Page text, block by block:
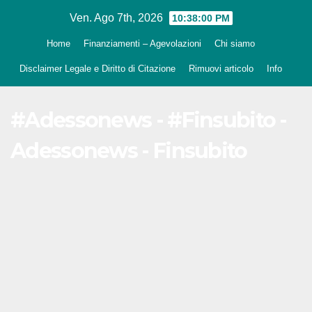
Ven. Ago 7th, 2026 10:38:01 PM
Home Finanziamenti – Agevolazioni Chi siamo
Disclaimer Legale e Diritto di Citazione Rimuovi articolo Info